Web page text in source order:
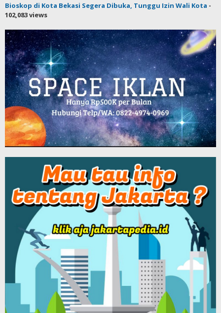
Bioskop di Kota Bekasi Segera Dibuka, Tunggu Izin Wali Kota -
102,083 views